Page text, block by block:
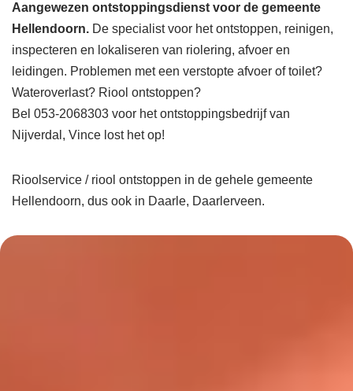
Aangewezen ontstoppingsdienst voor de gemeente
Hellendoorn. De specialist voor het ontstoppen, reinigen,
inspecteren en lokaliseren van riolering, afvoer en
leidingen. Problemen met een verstopte afvoer of toilet?
Wateroverlast? Riool ontstoppen?
Bel 053-2068303 voor het ontstoppingsbedrijf van
Nijverdal, Vince lost het op!
Rioolservice / riool ontstoppen in de gehele gemeente
Hellendoorn, dus ook in Daarle, Daarlerveen.